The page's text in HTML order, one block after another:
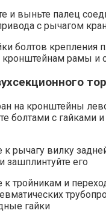
и выньте палец
с рычагом
болтов крепления
кронштейнам рамы и
на кронштейны
болтами с гайками
к рычагу вилку
зашплинтуйте его
к тройникам и
гайки